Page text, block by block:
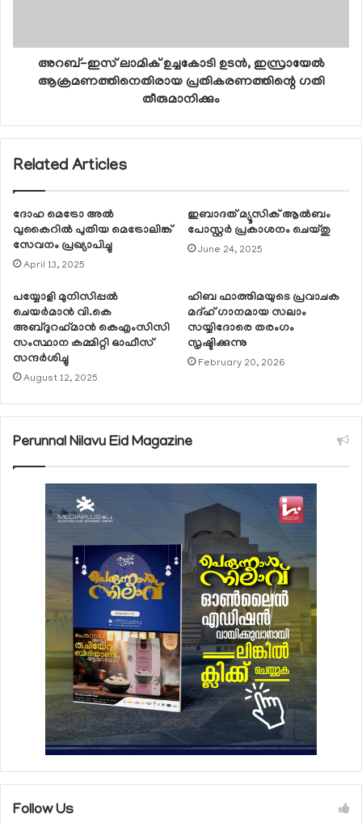
അറബ്-ഇസ് ലാമിക് ഉച്ചകോടി ഉടന്‍, ഇസ്രായേല്‍
ആക്രമണത്തിനെതിരായ പ്രതികരണത്തിന്റെ ഗതി
തീരുമാനിക്കും
Related Articles
ദോഹ മെട്രോ അല്‍
വുകൈറില്‍ പുതിയ മെട്രോലിങ്ക്
സേവനം പ്രഖ്യാപിച്ചു
April 13, 2025
ഇബാദത് മ്യൂസിക് ആല്‍ബം
പോസ്റ്റര്‍ പ്രകാശനം ചെയ്തു
June 24, 2025
പയ്യോളി മുനിസിപ്പല്‍
ചെയര്‍മാന്‍ വി.കെ
അബ്ദുറഹ്‌മാന്‍ കെഎംസിസി
സംസ്ഥാന കമ്മിറ്റി ഓഫീസ്
സന്ദര്‍ശിച്ചു
August 12, 2025
ഹിബ ഫാത്തിമയുടെ പ്രവാചക
മദ്ഹ് ഗാനമായ സലാം
സയ്യിദോരെ തരംഗം
സൃഷ്ടിക്കുന്നു
February 20, 2026
Perunnal Nilavu Eid Magazine
Follow Us